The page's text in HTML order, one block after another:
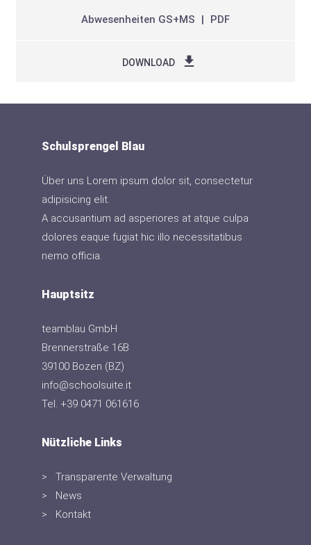
Abwesenheiten GS+MS PDF
DOWNLOAD
Schulsprengel Blau
Über uns Lorem ipsum dolor sit, consectetur
adipisicing elit.
A accusantium ad asperiores at atque culpa
dolores eaque fugiat hic illo necessitatibus
nemo officia.
Hauptsitz
teamblau GmbH
Brennerstraße 16B
39100 Bozen (BZ)
info@schoolsuite.it
Tel. +39 0471 061616
Nützliche Links
Transparente Verwaltung
News
Kontakt